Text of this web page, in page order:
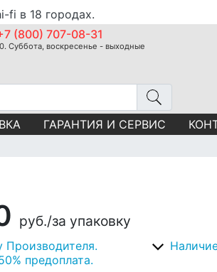
fi в 18 городах.
(800) 707-08-31
Суббота, воскресенье - выходные
ГАРАНТИЯ И СЕРВИС
руб./за упаковку
Производителя.
предоплата.